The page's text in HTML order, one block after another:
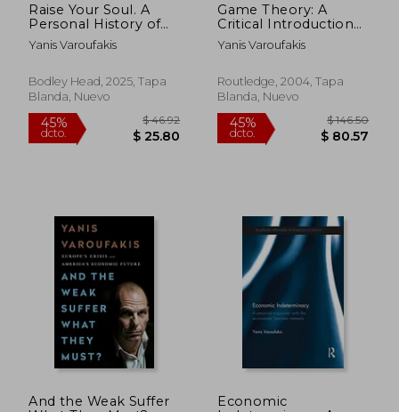
40% 40%
Raise Your Soul. A
Personal History of
Resistance (en Inglés)
Yanis Varoufakis
Bodley Head, 2025, Tapa
Blanda, Nuevo
Game Theory: A
Critical Introduction
(en Inglés)
Yanis Varoufakis
Routledge, 2004, Tapa
Blanda, Nuevo
And the Weak Suffer
Economic